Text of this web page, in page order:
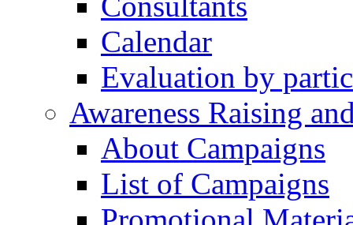
Calendar
Evaluation by
Awareness Raising
About Campaigns
List of Campaigns